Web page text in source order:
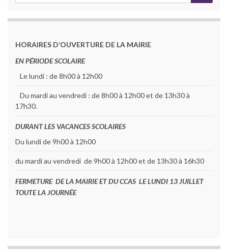
HORAIRES D’OUVERTURE DE LA MAIRIE
EN PÉRIODE SCOLAIRE
Le lundi : de 8h00 à 12h00
Du mardi au vendredi : de 8h00 à 12h00 et de 13h30 à
17h30.
DURANT LES VACANCES SCOLAIRES
Du lundi de 9h00 à 12h00
du mardi au vendredi de 9h00 à 12h00 et de 13h30 à 16h30
FERMETURE DE LA MAIRIE ET DU CCAS LE LUNDI 13 JUILLET
TOUTE LA JOURNÉE